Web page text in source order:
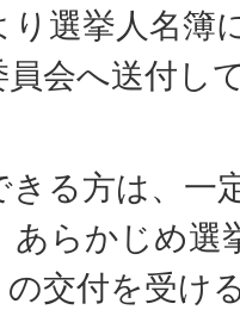
り選挙人名簿
会へ送付し
きる方は、一
あらかじめ選
交付を受け